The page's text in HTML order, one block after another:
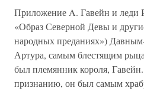
Приложение A. Гавейн и леди
«Образ Северной Девы и
народных преданиях»)
Артура, самым блестящим
был племянник короля,
признанию, он был самым